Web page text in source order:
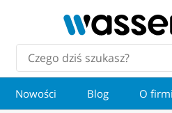
Nowości Blog O